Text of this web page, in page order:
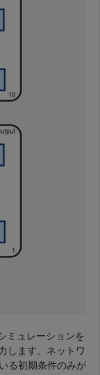
ミュレーションを
します。ネットワ
る初期条件のみが